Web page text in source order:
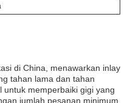
di China, menawarkan inlay
tahan lama dan tahan
untuk memperbaiki gigi yang
jumlah pesanan minimum